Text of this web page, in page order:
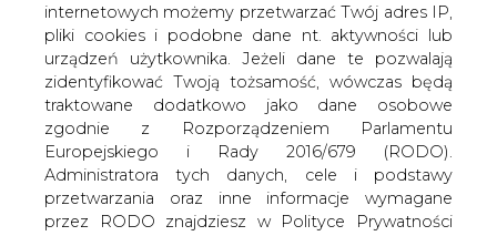
internetowych możemy przetwarzać Twój adres IP,
pliki cookies i podobne dane nt. aktywności lub
urządzeń użytkownika. Jeżeli dane te pozwalają
zidentyfikować Twoją tożsamość, wówczas będą
traktowane dodatkowo jako dane osobowe
zgodnie z Rozporządzeniem Parlamentu
Europejskiego i Rady 2016/679 (RODO).
Administratora tych danych, cele i podstawy
przetwarzania oraz inne informacje wymagane
przez RODO znajdziesz w Polityce Prywatności